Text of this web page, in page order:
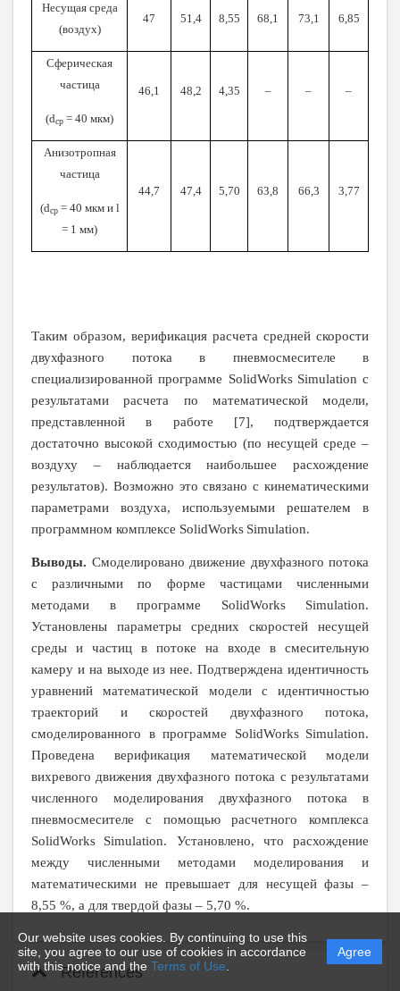
Our website uses cookies. By continuing to use this
site, you agree to our use of cookies in accordance
with this notice and the Terms of Use
Agree
Несущая среда
(воздух)
47 51,4 8,55 68,1 73,1 6,85
Сферическая
частица
(dср = 40 мкм)
46,1 48,2 4,35 – – –
Анизотропная
частица
(dср= 40 мкм и l
= 1 мм)
44,7 47,4 5,70 63,8 66,3 3,77
Таким образом, верификация расчета средней скорости
двухфазного потока в пневмосмесителе в
специализированной программе SolidWorks Simulation с
результатами расчета по математической модели,
представленной в работе [7], подтверждается
достаточно высокой сходимостью (по несущей среде –
воздуху – наблюдается наибольшее расхождение
результатов). Возможно это связано с кинематическими
параметрами воздуха, используемыми решателем в
программном комплексе SolidWorks Simulation.
Выводы. Смоделировано движение двухфазного потока
с различными по форме частицами численными
методами в программе SolidWorks Simulation.
Установлены параметры средних скоростей несущей
среды и частиц в потоке на входе в смесительную
камеру и на выходе из нее. Подтверждена идентичность
уравнений математической модели с идентичностью
траекторий и скоростей двухфазного потока,
смоделированного в программе SolidWorks Simulation.
Проведена верификация математической модели
вихревого движения двухфазного потока с результатами
численного моделирования двухфазного потока в
пневмосмесителе с помощью расчетного комплекса
SolidWorks
Simulation. Установлено, что расхождение
между численными методами моделирования и
математическими не превышает для несущей фазы –
8,55 %, а для твердой фазы – 5,70 %.
References